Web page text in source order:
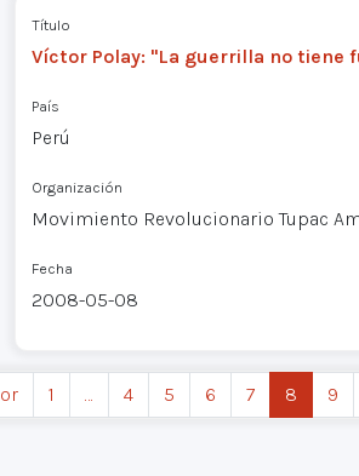
Título
Víctor Polay: "La guerrilla no tiene
País
Perú
Organización
Movimiento Revolucionario Tupac
Fecha
2008-05-08
1 … 4 5 6 7 8 9